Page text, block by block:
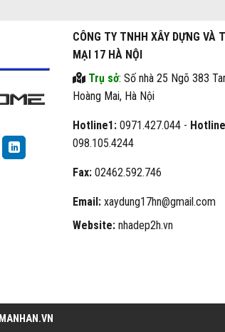
CÔNG TY TNHH XÂY DỰNG VÀ
MẠI 17 HÀ NỘI
Trụ sở: Số nhà 25 Ngõ 383
Hoàng Mai, Hà Nội
Hotline1:0971.427.044 -
098.105.4244
Fax:02462.592.746
Email:xaydung17hn@gmail.com
Website:nhadep2h.vn
MANHAN.VN